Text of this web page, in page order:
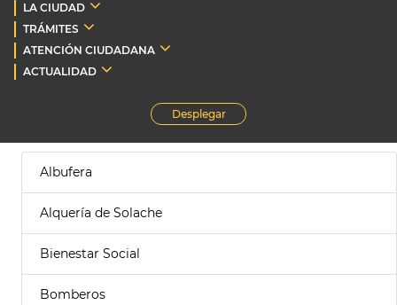
LA CIUDAD
TRÁMITES
ATENCIÓN CIUDADANA
ACTUALIDAD
Desplegar
Albufera
Alquería de Solache
Bienestar Social
Bomberos